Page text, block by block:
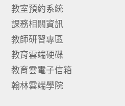
教室預約系統
課務相關資訊
教師研習專區
教育雲端硬碟
教育雲電子信箱
翰林雲端學院